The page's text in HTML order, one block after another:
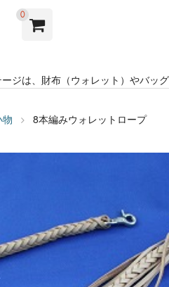
0
ジは、財布（ウォレット）やバッ
8本編みウォレットロープ